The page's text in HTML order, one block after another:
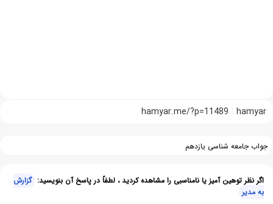
hamyar
hamyar.me/?p=11489
جواب جامعه شناسی یازدهم
اگر نظر توهین آمیز یا نامناسبی را مشاهده کردید ، لطفاً در پاسخ آن بنویسید: گزارش
به مدیر